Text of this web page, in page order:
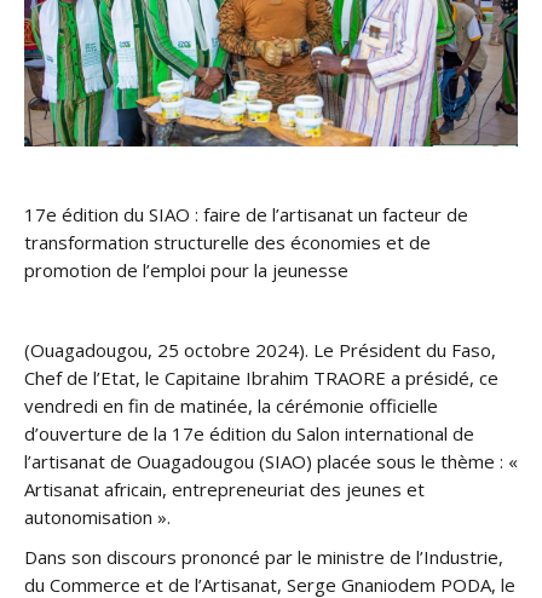
17e édition du SIAO : faire de l’artisanat un facteur de
transformation structurelle des économies et de
promotion de l’emploi pour la jeunesse
(Ouagadougou, 25 octobre 2024). Le Président du Faso,
Chef de l’Etat, le Capitaine Ibrahim TRAORE a présidé, ce
vendredi en fin de matinée, la cérémonie officielle
d’ouverture de la 17e édition du Salon international de
l’artisanat de Ouagadougou (SIAO) placée sous le thème : «
Artisanat africain, entrepreneuriat des jeunes et
autonomisation ».
Dans son discours prononcé par le ministre de l’Industrie,
du Commerce et de l’Artisanat, Serge Gnaniodem PODA, le